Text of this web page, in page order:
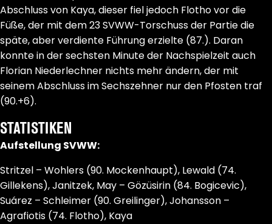
Abschluss von Kaya, dieser fiel jedoch Flotho vor die
Füße, der mit dem 23 SVWW-Torschuss der Partie die
späte, aber verdiente Führung erzielte (87.). Daran
konnte in der sechsten Minute der Nachspielzeit auch
Florian Niederlechner nichts mehr ändern, der mit
seinem Abschluss im Sechszehner nur den Pfosten traf
(90.+6).
STATISTIKEN
Aufstellung SVWW:
Stritzel – Wohlers (90. Mockenhaupt), Lewald (74.
Gillekens), Janitzek, May – Gözüsirin (84. Bogicevic),
Suárez – Schleimer (90. Greilinger), Johansson –
Agrafiotis (74. Flotho), Kaya